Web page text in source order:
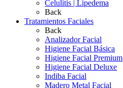
Celulitis | Lipedema
Back
Tratamientos Faciales
Back
Analizador Facial
Higiene Facial Básica
Higiene Facial Premium
Higiene Facial Deluxe
Indiba Facial
Madero Metal Facial